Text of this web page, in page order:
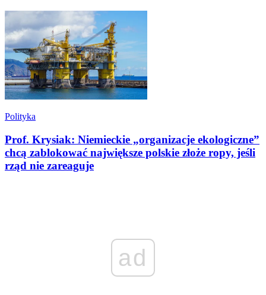
Polityka
Prof. Krysiak: Niemieckie „organizacje ekologiczne”
chcą zablokować największe polskie złoże ropy, jeśli
rząd nie zareaguje
ad